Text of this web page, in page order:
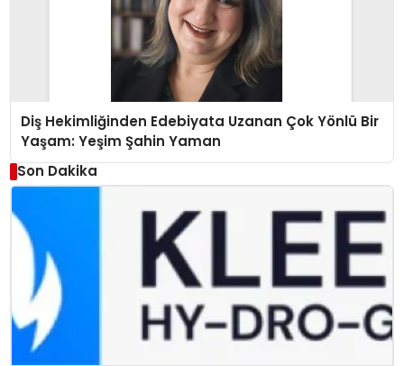
Diş Hekimliğinden Edebiyata Uzanan Çok Yönlü Bir
Yaşam: Yeşim Şahin Yaman
Son Dakika